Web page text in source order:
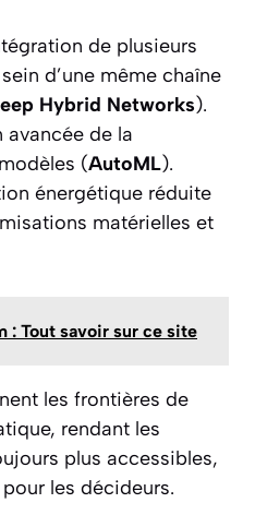
de plusieurs
d’une même chaîne
Hybrid Networks).
avancée de la
(AutoML).
énergétique réduite
matérielles et
: Tout savoir sur ce site
les frontières de
rendant les
plus accessibles,
les décideurs.